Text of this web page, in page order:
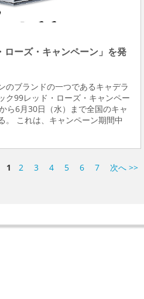
ローズ・キャンペーン」を発
のブランドの一つであるキャデラ
ク99レッド・ローズ・キャンペー
ら6月30日（水）まで全国のキャ
。 これは、キャンペーン期間中
1 2 3 4 5 6 7 次へ >>